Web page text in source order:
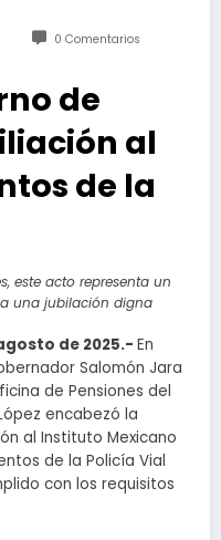
0 Comentarios
de
al
de la
este acto representa un
una jubilación digna
de 2025.- En
Salomón Jara
de Pensiones del
encabezó la
al Instituto Mexicano
de la Policía Vial
con los requisitos